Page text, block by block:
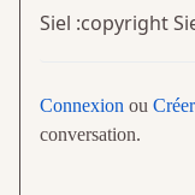
Siel :copyright
Connexion ou
conversation.